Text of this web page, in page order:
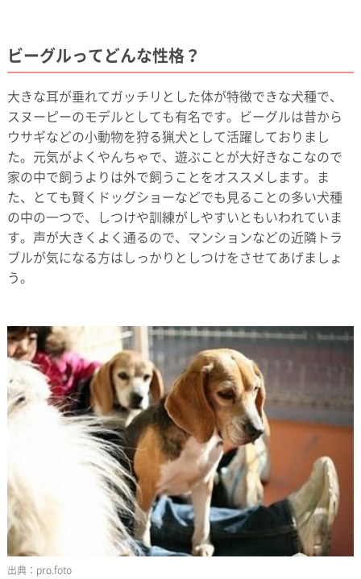
ビーグルってどんな性格？
大きな耳が垂れてガッチリとした体が特徴できな犬種で、
スヌーピーのモデルとしても有名です。ビーグルは昔から
ウサギなどの小動物を狩る猟犬として活躍しておりまし
た。元気がよくやんちゃで、遊ぶことが大好きなこなので
家の中で飼うよりは外で飼うことをオススメします。ま
た、とても賢くドッグショーなどでも見ることの多い犬種
の中の一つで、しつけや訓練がしやすいともいわれていま
す。声が大きくよく通るので、マンションなどの近隣トラ
ブルが気になる方はしっかりとしつけをさせてあげましょ
う。
pro.foto